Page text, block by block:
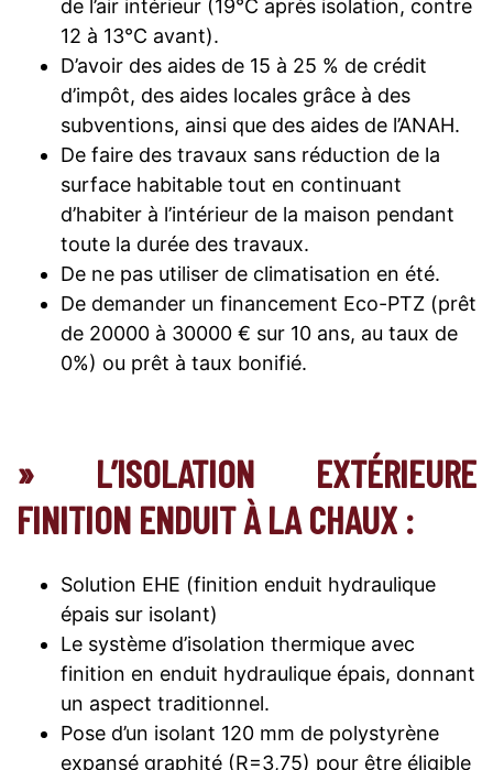
de l’air intérieur (19°C après isolation, contre
12 à 13°C avant).
D’avoir des aides de 15 à 25 % de crédit
d’impôt, des aides locales grâce à des
subventions, ainsi que des aides de l’ANAH.
De faire des travaux sans réduction de la
surface habitable tout en continuant
d’habiter à l’intérieur de la maison pendant
toute la durée des travaux.
De ne pas utiliser de climatisation en été.
De demander un financement Eco-PTZ (prêt
de 20000 à 30000 € sur 10 ans, au taux de
0%) ou prêt à taux bonifié.
» L’ISOLATION EXTÉRIEURE
FINITION ENDUIT À LA CHAUX :
Solution EHE (finition enduit hydraulique
épais sur isolant)
Le système d’isolation thermique avec
finition en enduit hydraulique épais, donnant
un aspect traditionnel.
Pose d’un isolant 120 mm de polystyrène
expansé graphité (R=3,75) pour être éligible